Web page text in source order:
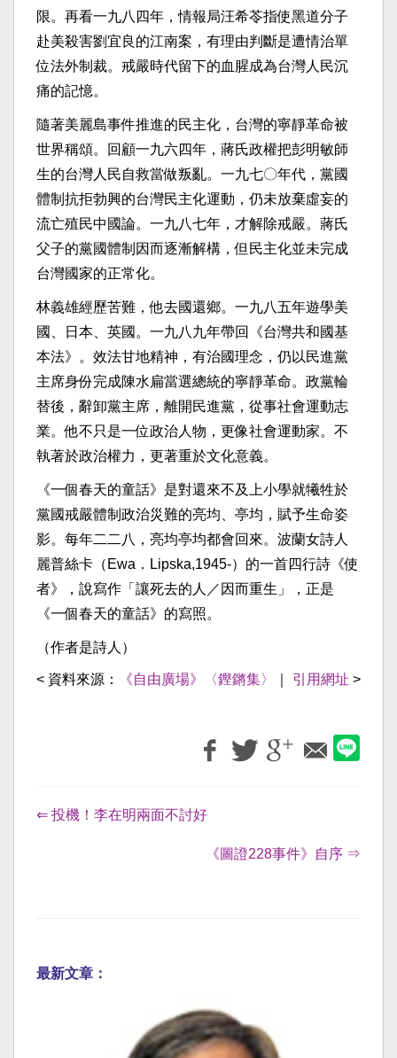
限。再看一九八四年，情報局汪希苓指使黑道分子
赴美殺害劉宜良的江南案，有理由判斷是遭情治單
位法外制裁。戒嚴時代留下的血腥成為台灣人民沉
痛的記憶。
隨著美麗島事件推進的民主化，台灣的寧靜革命被
世界稱頌。回顧一九六四年，蔣氏政權把彭明敏師
生的台灣人民自救當做叛亂。一九七〇年代，黨國
體制抗拒勃興的台灣民主化運動，仍未放棄虛妄的
流亡殖民中國論。一九八七年，才解除戒嚴。蔣氏
父子的黨國體制因而逐漸解構，但民主化並未完成
台灣國家的正常化。
林義雄經歷苦難，他去國還鄉。一九八五年遊學美
國、日本、英國。一九八九年帶回《台灣共和國基
本法》。效法甘地精神，有治國理念，仍以民進黨
主席身份完成陳水扁當選總統的寧靜革命。政黨輪
替後，辭卸黨主席，離開民進黨，從事社會運動志
業。他不只是一位政治人物，更像社會運動家。不
執著於政治權力，更著重於文化意義。
《一個春天的童話》是對還來不及上小學就犧牲於
黨國戒嚴體制政治災難的亮均、亭均，賦予生命姿
影。每年二二八，亮均亭均都會回來。波蘭女詩人
麗普絲卡（Ewa．Lipska,1945-）的一首四行詩《使
者》，說寫作「讓死去的人／因而重生」，正是
《一個春天的童話》的寫照。
（作者是詩人）
< 資料來源： 《自由廣場》〈鏗鏘集〉 引用網址 >
⇐ 投機！李在明兩面不討好
《圖證228事件》自序 ⇒
最新文章：